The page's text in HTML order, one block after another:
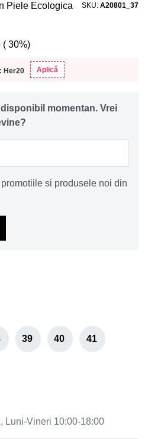
Piele Ecologica
SKU A20801_37
Her20 Aplică
( 30%)
momentan. Vrei
si produsele noi din
39 40 41
Luni-Vineri 10:00-18:00